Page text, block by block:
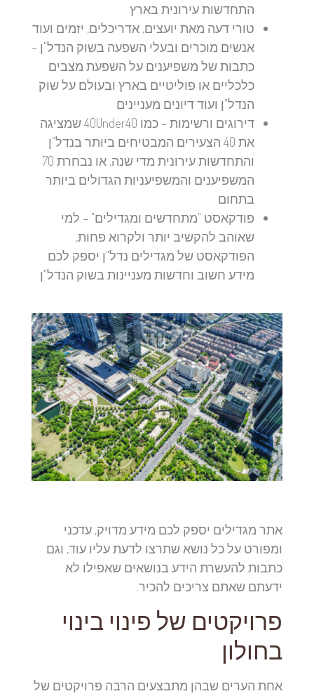
התחדשות עירונית בארץ
טורי דעה מאת יועצים, אדריכלים, יזמים ועוד
אנשים מוכרים ובעלי השפעה בשוק הנדל"ן –
כתבות של משפיענים על השפעת מצבים
כלכליים או פוליטיים בארץ ובעולם על שוק
הנדל"ן ועוד דיונים מעניינים
דירוגים ורשימות – כמו 40Under40 שמציגה
את 40 הצעירים המבטיחים ביותר בנדל"ן
והתחדשות עירונית מדי שנה, או נבחרת 70
המשפיענים והמשפיעניות הגדולים ביותר
בתחום
פודקאסט "מתחדשים ומגדילים" – למי
שאוהב להקשיב יותר ולקרוא פחות,
הפודקאסט של מגדילים נדל"ן יספק לכם
מידע חשוב וחדשות מעניינות בשוק הנדל"ן
אתר מגדילים יספק לכם מידע מדויק, עדכני
ומפורט על כל נושא שתרצו לדעת עליו עוד, וגם
כתבות להעשרת הידע בנושאים שאפילו לא
ידעתם שאתם צריכים להכיר.
פרויקטים של פינוי בינוי
בחולון
אחת הערים שבהן מתבצעים הרבה פרויקטים של